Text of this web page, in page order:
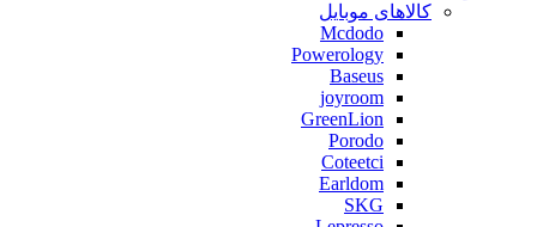
کالاهای موبایل
Mcdodo
Powerology
Baseus
joyroom
GreenLion
Porodo
Coteetci
Earldom
SKG